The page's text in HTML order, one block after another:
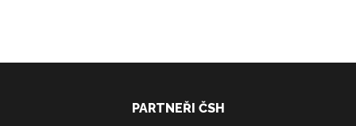
PARTNEŘI ČSH